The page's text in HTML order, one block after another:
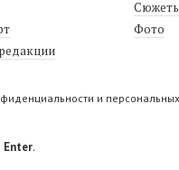
Фото
и
Enter.